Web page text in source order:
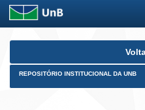
Skip
REPOSITÓRIO INSTITUCIONAL DA UNB